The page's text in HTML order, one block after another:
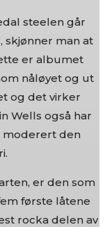
steelen går
skjønner man at
er albumet
nåløyet og ut
og det virker
Wells også har
moderert den
er den som
første låtene
rocka delen av